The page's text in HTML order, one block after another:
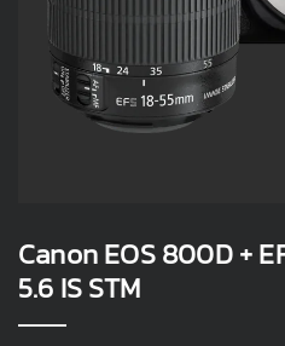
Canon EOS 800D +
5.6 IS STM